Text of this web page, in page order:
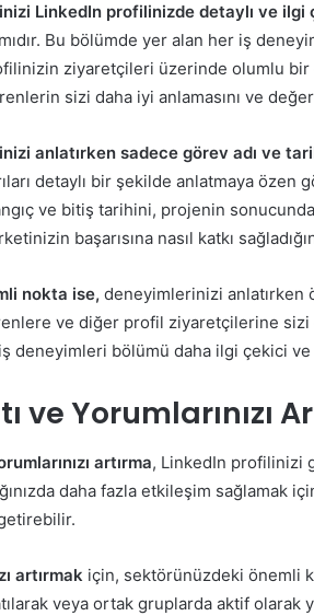
LinkedIn profilinizde detaylı ve
Bu bölümde yer alan her iş
ziyaretçileri üzerinde olumlu bir
sizi daha iyi anlamasını ve
anlatırken sadece görev adı ve
detaylı bir şekilde anlatmaya
ve bitiş tarihini, projenin
başarısına nasıl katkı
nokta ise, deneyimlerinizi anlatırken
ve diğer profil ziyaretçilerine sizi
deneyimleri bölümü daha ilgi çekici
ve Yorumlarınızı
artırma, LinkedIn profilinizi
daha fazla etkileşim sağlamak
artırmak için, sektörünüzdeki önemli
veya ortak gruplarda aktif olarak